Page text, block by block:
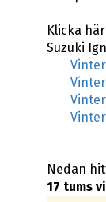
Klicka
Suzuki
Nedan
17 tums